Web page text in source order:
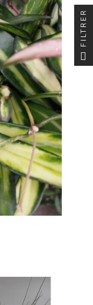
FILTRER